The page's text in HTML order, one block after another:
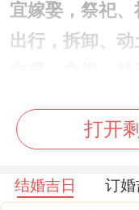
宜嫁娶，祭祀、
出行，拆卸、动
门，上梁、安
兔煞东;生肖兔
壬午日（阳历
日宜塑绘、冠
打开
结婚吉日 订婚